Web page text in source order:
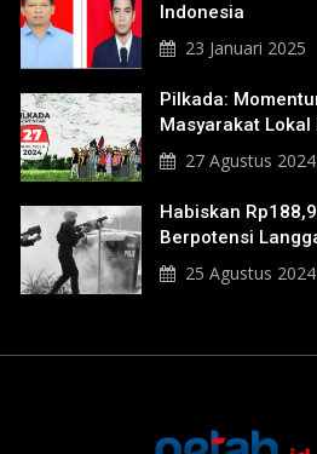
Indonesia
23 Januari 2025
Pilkada:
Masyarakat
Agraria27 Agustus 2024
Habiskan
Berpotensi
Gas Air Mata
25 Agustus 2024